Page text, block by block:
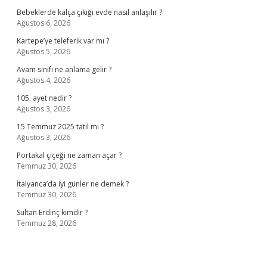
Bebeklerde kalça çıkığı evde nasıl anlaşılır ?
Ağustos 6, 2026
Kartepe’ye teleferik var mı ?
Ağustos 5, 2026
Avam sınıfı ne anlama gelir ?
Ağustos 4, 2026
105. ayet nedir ?
Ağustos 3, 2026
15 Temmuz 2025 tatil mi ?
Ağustos 3, 2026
Portakal çiçeği ne zaman açar ?
Temmuz 30, 2026
İtalyanca’da iyi günler ne demek ?
Temmuz 30, 2026
Sultan Erdinç kimdir ?
Temmuz 28, 2026